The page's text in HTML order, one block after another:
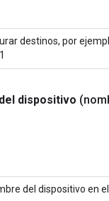
destinos, por
dispositivo
del dispositivo en